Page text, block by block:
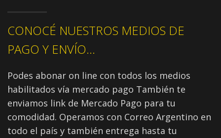
CONOCÉ NUESTROS MEDIOS DE
PAGO Y ENVÍO...
Podes abonar on line con todos los medios
habilitados vía mercado pago También te
enviamos link de Mercado Pago para tu
comodidad. Operamos con Correo Argentino en
todo el país y también entrega hasta tu